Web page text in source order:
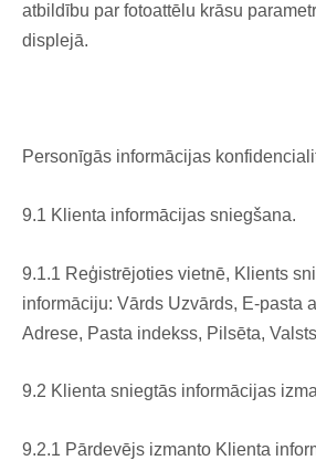
atbildību par fotoattēlu krāsu
displejā.
Personīgās informācijas
9.1 Klienta informācijas sniegšana.
9.1.1 Reģistrējoties vietnē, Klients
informāciju: Vārds Uzvārds, E-pasta
Adrese, Pasta indekss, Pilsēta, Valsts
9.2 Klienta sniegtās informācijas
9.2.1 Pārdevējs izmanto Klienta